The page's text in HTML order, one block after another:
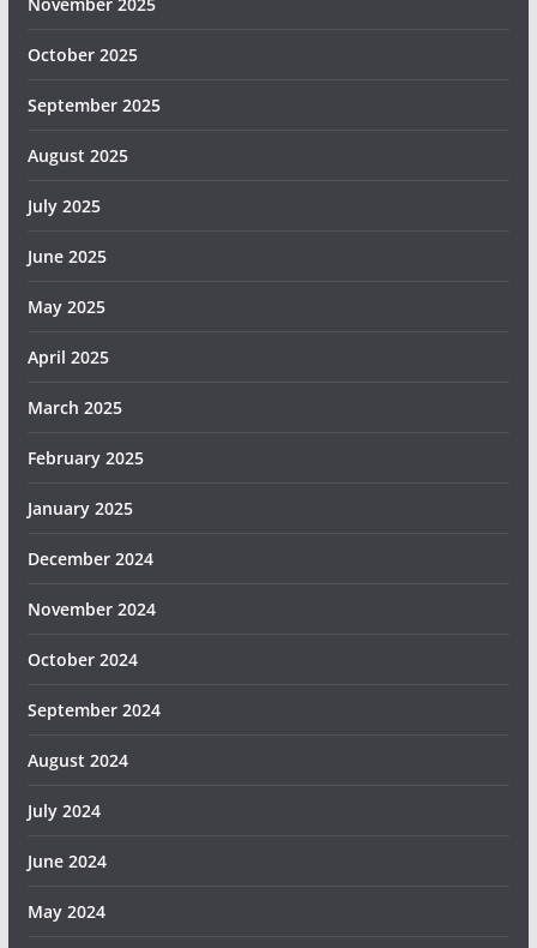
October 2025
September 2025
August 2025
July 2025
June 2025
May 2025
April 2025
March 2025
February 2025
January 2025
December 2024
November 2024
October 2024
September 2024
August 2024
July 2024
June 2024
May 2024